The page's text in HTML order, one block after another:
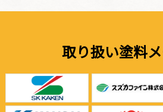
取り扱い塗料